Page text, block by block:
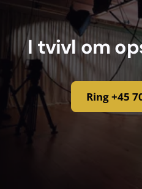
I tvivl om
Ring +45